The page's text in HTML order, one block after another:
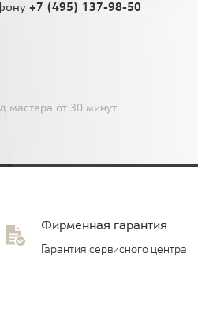
+7 (495) 137-98-50
мастера от 30 минут
Фирменная гарантия
Гарантия сервисного центра